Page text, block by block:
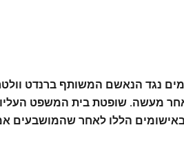
נגד הנאשם המשותף ברנדט
לאחר מעשה. שופטת בית המשפט
באישומים הללו לאחר שהמושבעים